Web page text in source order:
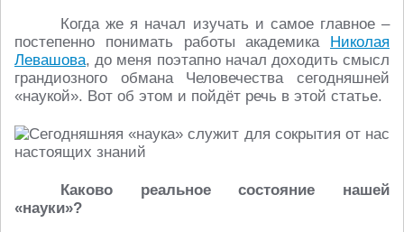
Когда же я начал изучать и самое главное –
постепенно понимать работы академика Николая
Левашова, до меня поэтапно начал доходить смысл
грандиозного обмана Человечества сегодняшней
«наукой». Вот об этом и пойдёт речь в этой статье.
Каково реальное состояние нашей
«науки»?